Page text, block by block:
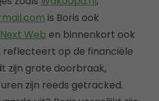
is Boris ook
Web en binnenkort ook
reflecteert op de financiële
zijn grote doorbraak,
zijn reeds getracked.